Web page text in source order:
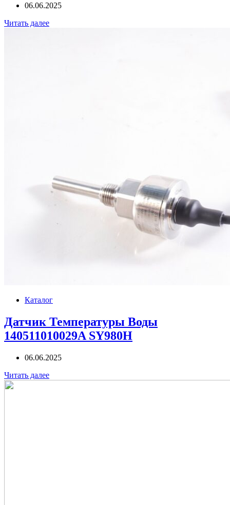
06.06.2025
Читать далее
Каталог
Датчик Температуры Воды
140511010029A SY980H
06.06.2025
Читать далее